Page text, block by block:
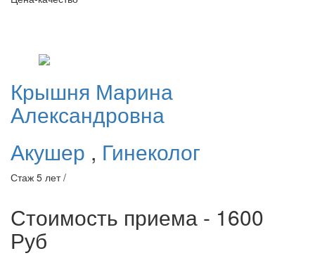
Крышня Марина
Александровна
Акушер , Гинеколог
Стаж 5 лет /
Стоимость приема - 1600
Руб